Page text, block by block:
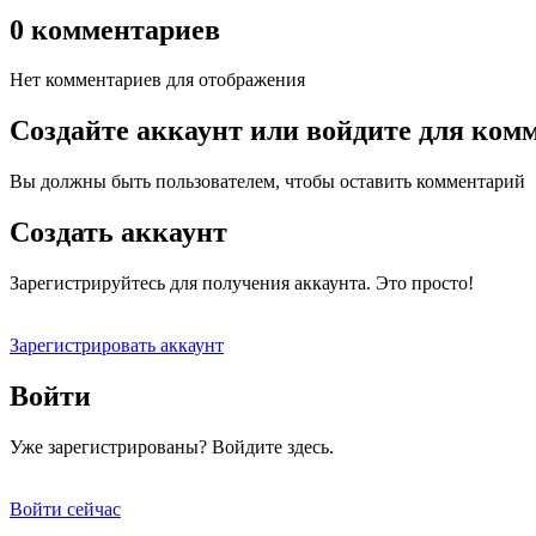
0 комментариев
Нет комментариев для отображения
Создайте аккаунт или войдите для
Вы должны быть пользователем, чтобы оставить комментарий
Создать аккаунт
Зарегистрируйтесь для получения аккаунта. Это просто!
Зарегистрировать аккаунт
Войти
Уже зарегистрированы? Войдите здесь.
Войти сейчас